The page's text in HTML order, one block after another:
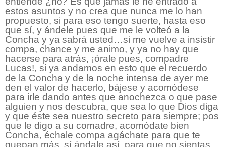
estos asuntos y no crea que nunca me lo han
propuesto, si para eso tengo suerte, hasta eso
que sí, y ándele pues que me le volteó a la
Concha y ya sabrá usted…si me vuelve a insistir
compa, chance y me animo, y ya no hay que
hacerse para atrás, ¡órale pues, compadre
Lucas!, si ya andamos en esto que el recuerdo
de la Concha y de la noche intensa de ayer me
den el valor de hacerlo, bájese y acomódese
para irle dando antes que anochezca o que pase
alguien y nos descubra, que sea lo que Dios diga
y que éste sea nuestro secreto para siempre; pos
que le digo a su comadre, acomódate bien
Concha, échale compa agáchate para que te